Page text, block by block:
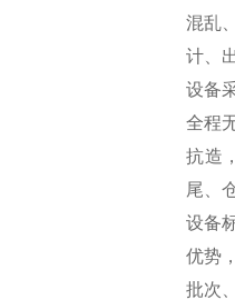
混乱
计、
设备
全程
抗造
尾、
设备
优势
批次